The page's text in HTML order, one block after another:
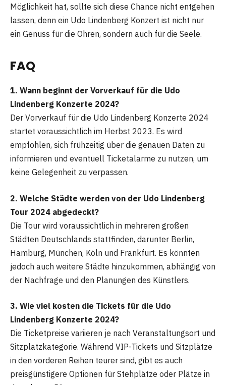
Möglichkeit hat, sollte sich diese Chance nicht entgehen
lassen, denn ein Udo Lindenberg Konzert ist nicht nur
ein Genuss für die Ohren, sondern auch für die Seele.
FAQ
1. Wann beginnt der Vorverkauf für die Udo
Lindenberg Konzerte 2024?
Der Vorverkauf für die Udo Lindenberg Konzerte 2024
startet voraussichtlich im Herbst 2023. Es wird
empfohlen, sich frühzeitig über die genauen Daten zu
informieren und eventuell Ticketalarme zu nutzen, um
keine Gelegenheit zu verpassen.
2. Welche Städte werden von der Udo Lindenberg
Tour 2024 abgedeckt?
Die Tour wird voraussichtlich in mehreren großen
Städten Deutschlands stattfinden, darunter Berlin,
Hamburg, München, Köln und Frankfurt. Es könnten
jedoch auch weitere Städte hinzukommen, abhängig von
der Nachfrage und den Planungen des Künstlers.
3. Wie viel kosten die Tickets für die Udo
Lindenberg Konzerte 2024?
Die Ticketpreise variieren je nach Veranstaltungsort und
Sitzplatzkategorie. Während VIP-Tickets und Sitzplätze
in den vorderen Reihen teurer sind, gibt es auch
preisgünstigere Optionen für Stehplätze oder Plätze in